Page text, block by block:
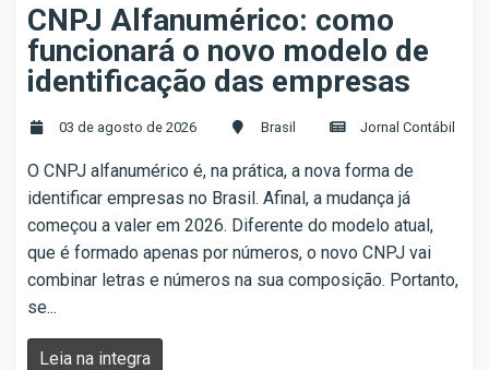
CNPJ Alfanumérico: como
funcionará o novo modelo de
identificação das empresas
03 de agosto de 2026 Brasil Jornal Contábil
O CNPJ alfanumérico é, na prática, a nova forma de
identificar empresas no Brasil. Afinal, a mudança já
começou a valer em 2026. Diferente do modelo atual,
que é formado apenas por números, o novo CNPJ vai
combinar letras e números na sua composição. Portanto,
se...
Leia na integra